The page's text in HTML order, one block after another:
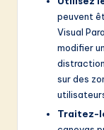
peuvent
Visual
modifier
sur des
Traitez-